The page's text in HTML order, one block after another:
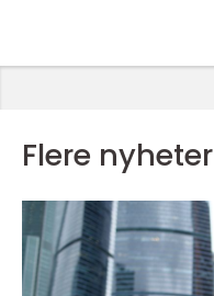
Flere nyheter